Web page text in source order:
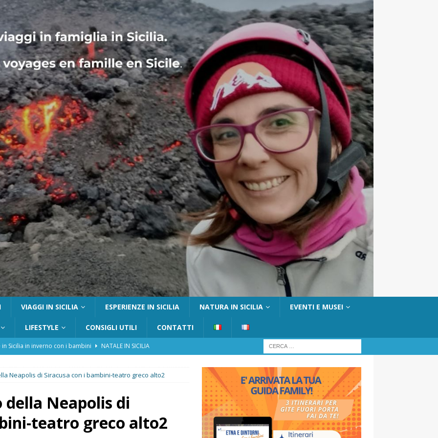
VIAGGI IN SICILIA ESPERIENZE IN SICILIA NATURA IN SICILIA EVENTI E MUSEI
LIFESTYLE CONSIGLI UTILI CONTATTI
in Sicilia in inverno con i bambini
NATALE IN SICILIA
con bambini: guida completa su come arrivare,
FUORI PORTA
a Pantelleria: dammusi vista mare e resort immersi nella natura
Neapolis di Siracusa con i bambini-teatro greco alto2
della Neapolis di
teatro greco alto2